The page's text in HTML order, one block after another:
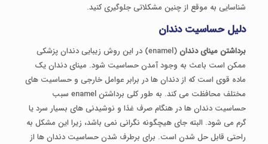
شناسایی به موقع از چنین مشکلاتی جلوگیری کنید.
دلیل حساسیت دندان
برداشتن مینای دندان
(enamel) در این روش زیبایی دندان پزشکی
ممکن است باعث به وجود آمدن حساسیت شود. مینای دندان یک
ماده قوی است که از دندان ها در برابر عوامل خارجی و حساسیت های
مختلف محافظت می کند. به طور کلی برداشتن enamel سبب
حساسیت دندان ها در هنگام صرف غذا و نوشیدنی های بسیار سرد یا
گرم می شود. البته جای هیچگونه نگرانی نمی باشد، زیرا این مشکل به
راحتی قابل حل شدن است. برای برطرف شدن حساسیت دندان ها از